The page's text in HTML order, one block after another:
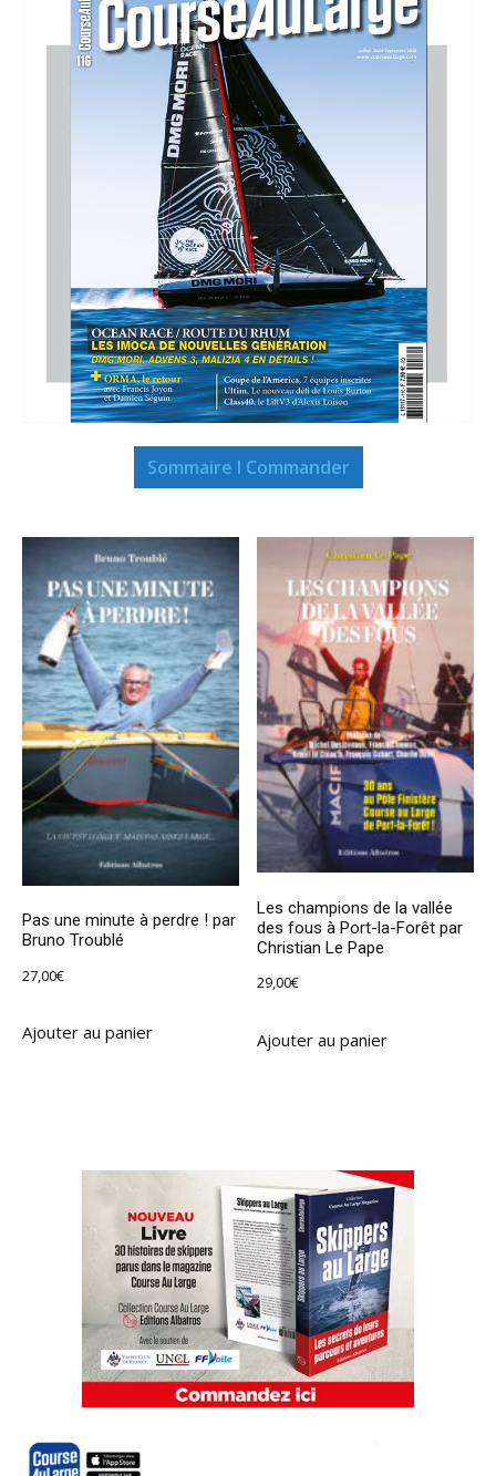
Sommaire I Commander
Pas une minute à perdre ! par
Bruno Troublé
27,00€
Ajouter au panier
Les champions de la vallée
des fous à Port-la-Forêt par
Christian Le Pape
29,00€
Ajouter au panier